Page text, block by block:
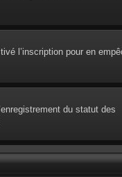
l’inscription pour en
du statut des